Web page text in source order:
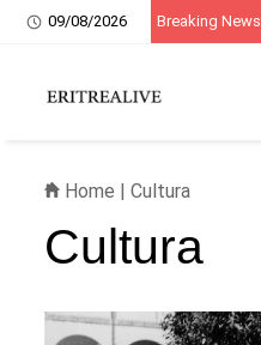
09/08/2026 Breaking News
Home | Cultura
Cultura